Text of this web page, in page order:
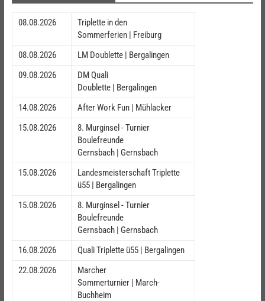
08.08.2026
Triplette in den
Sommerferien | Freiburg
08.08.2026
LM Doublette | Bergalingen
09.08.2026
DM Quali
Doublette | Bergalingen
14.08.2026
After Work Fun | Mühlacker
15.08.2026
8. Murginsel - Turnier
Boulefreunde
Gernsbach | Gernsbach
15.08.2026
Landesmeisterschaft Triplette
ü55 | Bergalingen
15.08.2026
8. Murginsel - Turnier
Boulefreunde
Gernsbach | Gernsbach
16.08.2026
Quali Triplette ü55 | Bergalingen
22.08.2026
Marcher
Sommerturnier | March-
Buchheim